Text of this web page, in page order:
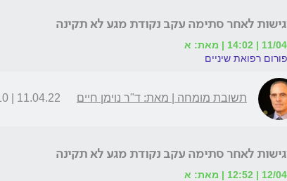
| מאת: א
רפואת שיניים
תשובת מומחה | מאת: ד"ר נוימן חיים 11.04.22 | 14:10
| מאת: א